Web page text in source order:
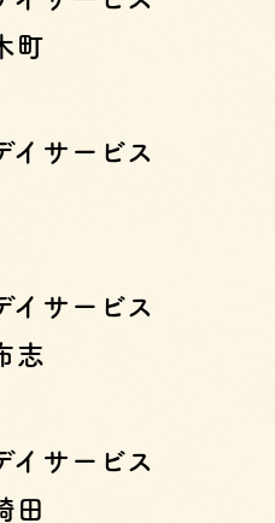
町
イサービス
イサービス
志
イサービス
田